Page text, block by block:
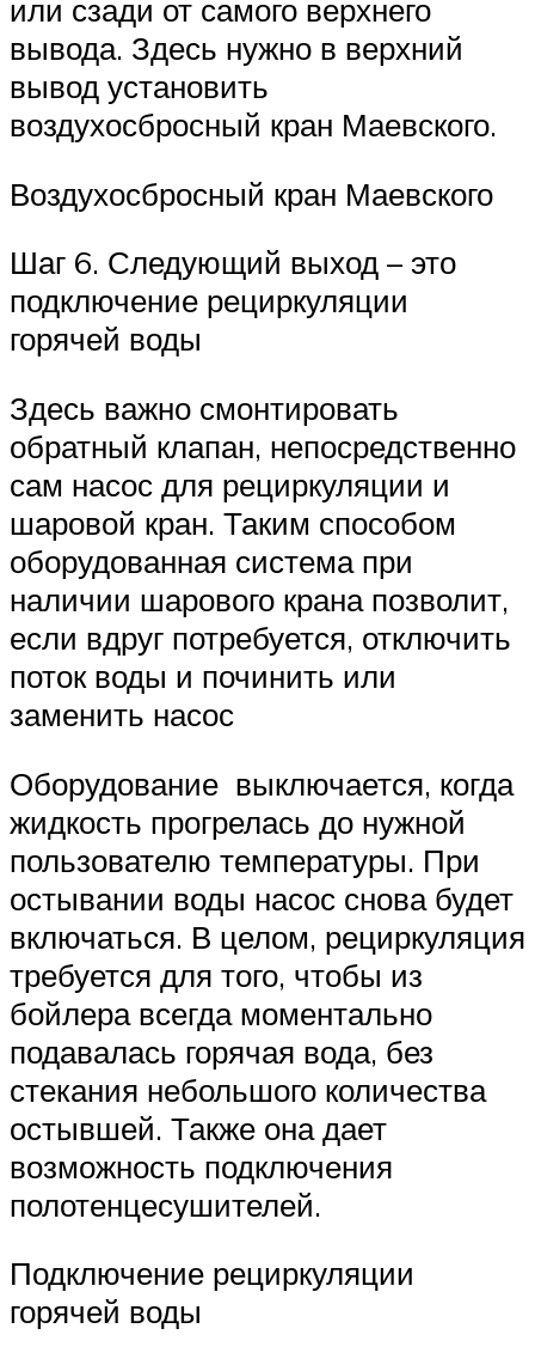
или сзади от самого верхнего
вывода. Здесь нужно в верхний
вывод установить
воздухосбросный кран Маевского.
Воздухосбросный кран Маевского
Шаг 6. Следующий выход – это
подключение рециркуляции
горячей воды
Здесь важно смонтировать
обратный клапан, непосредственно
сам насос для рециркуляции и
шаровой кран. Таким способом
оборудованная система при
наличии шарового крана позволит,
если вдруг потребуется, отключить
поток воды и починить или
заменить насос
Оборудование выключается, когда
жидкость прогрелась до нужной
пользователю температуры. При
остывании воды насос снова будет
включаться. В целом, рециркуляция
требуется для того, чтобы из
бойлера всегда моментально
подавалась горячая вода, без
стекания небольшого количества
остывшей. Также она дает
возможность подключения
полотенцесушителей.
Подключение рециркуляции
горячей воды